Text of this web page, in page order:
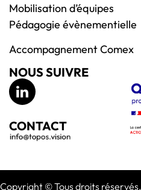
Mobilisation d’équipes
Pédagogie évènementielle
Accompagnement Comex
NOUS SUIVRE
CONTACT
Copyright © Tous droits réservés.